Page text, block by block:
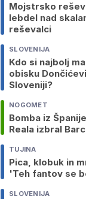
Mojstrsko
lebdel nad
reševalci
SLOVENIJA
Kdo si najbolj
obisku
Sloveniji?
NOGOMET
Bomba iz
Reala izbral
TUJINA
Pica, klobuk in
'Teh fantov se
SLOVENIJA